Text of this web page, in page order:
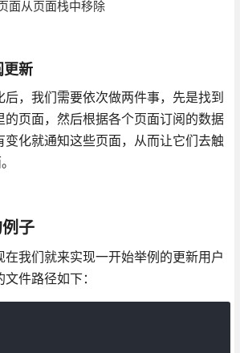
面从页面栈中移除
更新
后，我们需要依次做两件事，先是找到
的页面，然后根据各个页面订阅的数据
变化就通知这些页面，从而让它们去触
子
我们就来实现一开始举例的更新用户
件路径如下：